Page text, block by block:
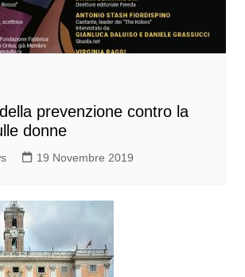
prevenzione contro la
donne
19 Novembre 2019